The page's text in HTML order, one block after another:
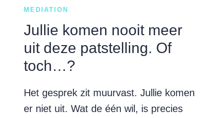
MEDIATION
Jullie komen nooit meer
uit deze patstelling. Of
toch…?
Het gesprek zit muurvast. Jullie komen
er niet uit. Wat de één wil, is precies